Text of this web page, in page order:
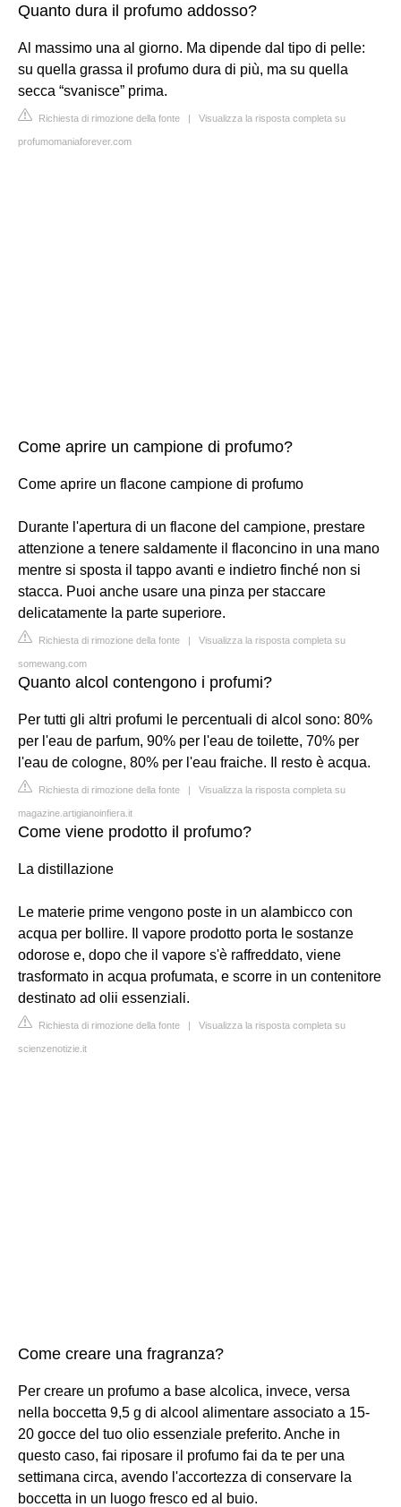
Quanto dura il profumo addosso?
Al massimo una al giorno. Ma dipende dal tipo di pelle:
su quella grassa il profumo dura di più, ma su quella
secca “svanisce” prima.
Richiesta di rimozione della fonte | Visualizza la risposta completa su
profumomaniaforever.com
Come aprire un campione di profumo?
Come aprire un flacone campione di profumo
Durante l'apertura di un flacone del campione, prestare
attenzione a tenere saldamente il flaconcino in una mano
mentre si sposta il tappo avanti e indietro finché non si
stacca. Puoi anche usare una pinza per staccare
delicatamente la parte superiore.
Richiesta di rimozione della fonte | Visualizza la risposta completa su
somewang.com
Quanto alcol contengono i profumi?
Per tutti gli altri profumi le percentuali di alcol sono: 80%
per l'eau de parfum, 90% per l'eau de toilette, 70% per
l'eau de cologne, 80% per l'eau fraiche. Il resto è acqua.
Richiesta di rimozione della fonte | Visualizza la risposta completa su
magazine.artigianoinfiera.it
Come viene prodotto il profumo?
La distillazione
Le materie prime vengono poste in un alambicco con
acqua per bollire. Il vapore prodotto porta le sostanze
odorose e, dopo che il vapore s'è raffreddato, viene
trasformato in acqua profumata, e scorre in un contenitore
destinato ad olii essenziali.
Richiesta di rimozione della fonte | Visualizza la risposta completa su
scienzenotizie.it
Come creare una fragranza?
Per creare un profumo a base alcolica, invece, versa
nella boccetta 9,5 g di alcool alimentare associato a 15-
20 gocce del tuo olio essenziale preferito. Anche in
questo caso, fai riposare il profumo fai da te per una
settimana circa, avendo l'accortezza di conservare la
boccetta in un luogo fresco ed al buio.